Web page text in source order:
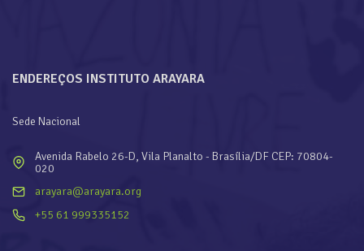
ENDEREÇOS INSTITUTO ARAYARA
Sede Nacional
Avenida Rabelo 26-D, Vila Planalto - Brasília/DF CEP: 70804-
020
arayara@arayara.org
+55 61 999335152